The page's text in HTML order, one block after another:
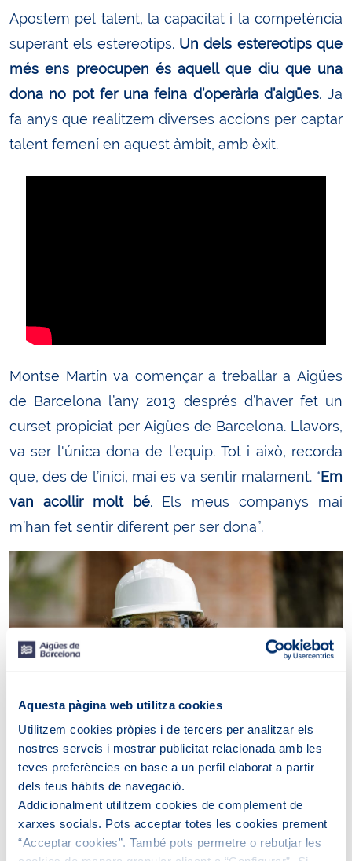
Aquesta pàgina web utilitza cookies
Utilitzem cookies pròpies i de tercers per analitzar els
nostres serveis i mostrar publicitat relacionada amb les
teves preferències en base a un perfil elaborat a partir
dels teus hàbits de navegació.
Addicionalment utilitzem cookies de complement de
xarxes socials. Pots acceptar totes les cookies prement
“Acceptar cookies”. També pots permetre o rebutjar les
Apostem pel talent, la capacitat i la competència
superant els estereotips. Un dels estereotips que
més ens preocupen és aquell que diu que una
dona no pot fer una feina d’operària d’aigües. Ja
fa anys que realitzem diverses accions per captar
talent femení en aquest àmbit, amb èxit.
Montse Martín va començar a treballar a Aigües
de Barcelona l’any 2013 després d’haver fet un
curset propiciat per Aigües de Barcelona. Llavors,
va ser l'única dona de l’equip. Tot i això, recorda
que, des de l’inici, mai es va sentir malament. “Em
van acollir molt bé. Els meus companys mai
m’han fet sentir diferent per ser dona”.
Considera que potser les noies no contemplen
aquesta feina com a sortida professional perquè
“es pensen que és molt dur”.“En realitat és una